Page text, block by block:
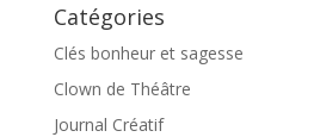
Catégories
Clés bonheur et sagesse
Clown de Théâtre
Journal Créatif